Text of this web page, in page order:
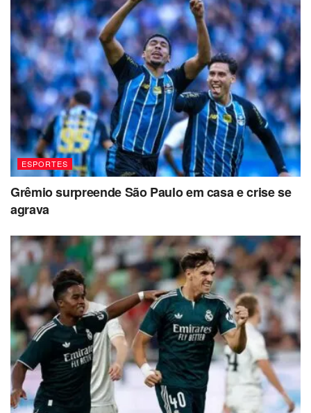
ESPORTES
Grêmio surpreende São Paulo em casa e crise se
agrava